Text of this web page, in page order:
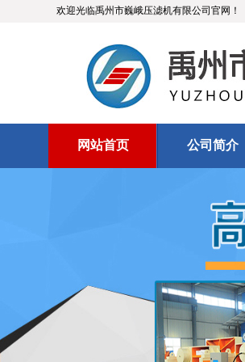
欢迎光临禹州市巍峨压滤机有限公司官网！
网站首页 公司简介